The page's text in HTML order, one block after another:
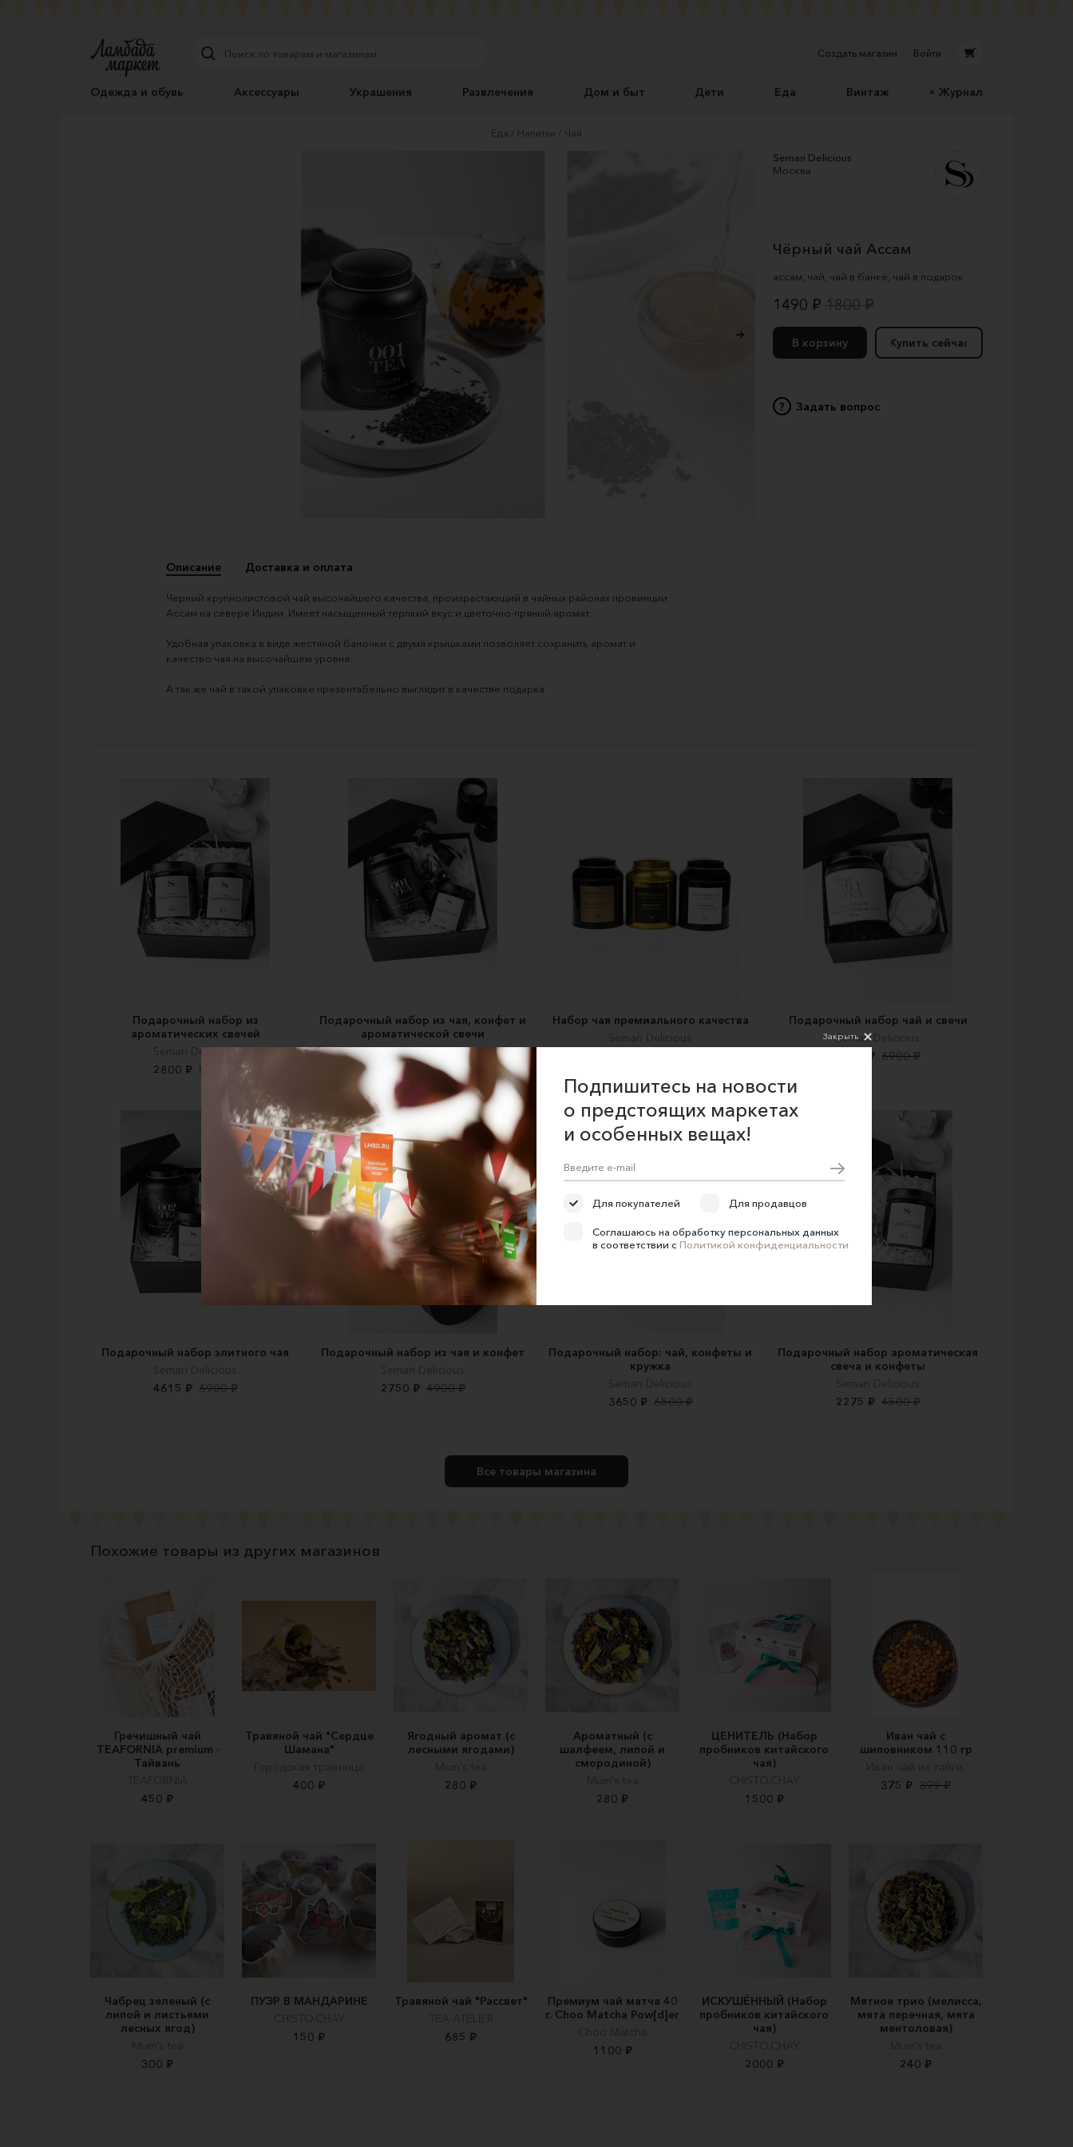
Создать магазин Войти
Одежда и обувь Аксессуары Украшения Развлечения Дом и быт Дети Еда Винтаж Журнал
Еда Напитки Чай
Описание Доставка и оплата
Черный крупнолистовой чай высочайшего качества, произрастающий в чайных районах провинции
Ассам на севере Индии. Имеет насыщенный терпкий вкус и цветочно-пряный аромат.
Удобная упаковка в виде жестяной баночки с двумя крышками позволяет сохранить аромат и
качество чая на высочайшем уровне.
А так же чай в такой упаковке презентабельно выглядит в качестве подарка
Semari Delicious
Москва
Чёрный чай Ассам
ассам чай чай в банке чай в подарок
1490 ₽ 1800 ₽
В корзину Купить сейчас
? Задать вопрос
Подарочный набор из
ароматических свечей
Semari Delicious
2800 ₽ 5500 ₽
Подарочный набор из чая, конфет и
ароматической свечи
Semari Delicious
3720 ₽
6950 ₽
Набор чая премиального качества
Semari Delicious
Подарочный набор чай и свечи
Semari Delicious
3640 ₽ 6900 ₽
Подарочный набор элитного чая
Semari Delicious
4615 ₽ 6900 ₽
Подарочный набор из чая и конфет
Semari Delicious
2750 ₽ 4900 ₽
Подарочный набор: чай, конфеты и
кружка
Semari Delicious
3650 ₽ 6500 ₽
Подарочный набор ароматическая
свеча и конфеты
Semari Delicious
2275 ₽ 4500 ₽
Все товары магазина
Похожие товары из других магазинов
Гречишный чай
TEAFORNIA premium ·
Тайвань
TEAFORNIA
450 ₽
Травяной чай "Сердце
Шамана"
Городская травница
400 ₽
Ягодный аромат (с
лесными ягодами)
Mum's tea
280 ₽
Ароматный (с
шалфеем, липой и
смородиной)
Mum's tea
280 ₽
ЦЕНИТЕЛЬ (Набор
пробников китайского
чая)
CHISTO.CHAY
1500 ₽
Иван чай с
шиповником 110 гр
Иван чай из тайги.
375 ₽ 399 ₽
Чабрец зеленый (с
липой и листьями
лесных ягод)
Mum's tea
300 ₽
ПУЭР В МАНДАРИНЕ
CHISTO.CHAY
150 ₽
Травяной чай "Рассвет"
TEA ATELIER
685 ₽
Премиум чай матча 40
г. Choo Matcha Pow[d]er
Choo Matcha
1100 ₽
ИСКУШЁННЫЙ (Набор
пробников китайского
чая)
CHISTO.CHAY
2000 ₽
Мятное трио (мелисса,
мята перечная, мята
ментоловая)
Mum's tea
240 ₽
Закрыть
Подпишитесь на новости
о предстоящих маркетах
и особенных вещах!
Для покупателей Для продавцов
Соглашаюсь на обработку персональных данных
в соответствии с Политикой конфиденциальности